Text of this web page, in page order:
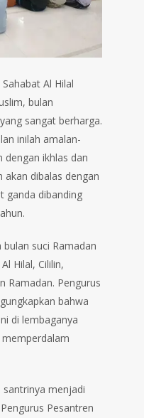
Sahabat Al Hilal
bulan
sangat berharga.
inilah amalan-
dengan ikhlas dan
akan dibalas dengan
ganda dibanding
suci Ramadan
Hilal, Cililin,
Ramadan. Pengurus
bahwa
di lembaganya
menjadi
Pesantren